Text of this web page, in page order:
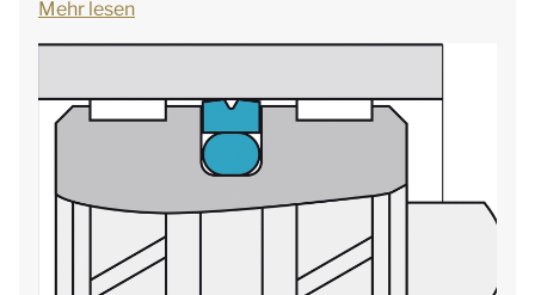
Mehr lesen